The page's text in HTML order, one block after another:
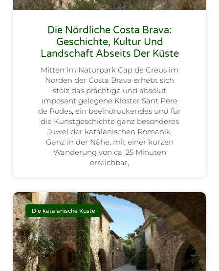
Die Nördliche Costa Brava:
Geschichte, Kultur Und
Landschaft Abseits Der Küste
Mitten im Naturpark Cap de Creus im
Norden der Costa Brava erhebt sich
stolz das prächtige und absolut
imposant gelegene Kloster Sant Pere
de Rodes, ein beeindruckendes und für
die Kunstgeschichte ganz besonderes
Juwel der katalanischen Romanik.
Ganz in der Nähe, mit einer kurzen
Wanderung von ca. 25 Minuten
erreichbar,
Die katalanische Küste